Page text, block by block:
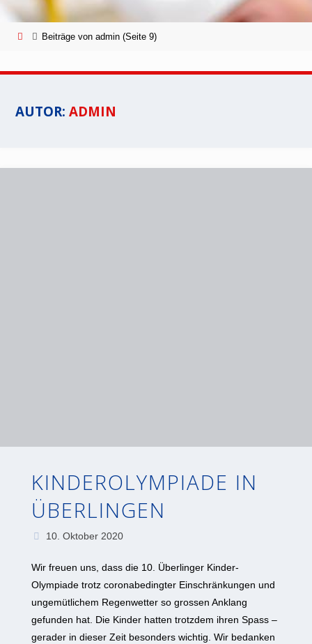
StartBeiträge von admin (Seite 9)
AUTOR:ADMIN
KINDEROLYMPIADE IN
ÜBERLINGEN
10. Oktober 2020
Wir freuen uns, dass die 10. Überlinger Kinder-
Olympiade trotz coronabedingter Einschränkungen und
ungemütlichem Regenwetter so grossen Anklang
gefunden hat. Die Kinder hatten trotzdem ihren Spass –
gerader in dieser Zeit besonders wichtig. Wir bedanken